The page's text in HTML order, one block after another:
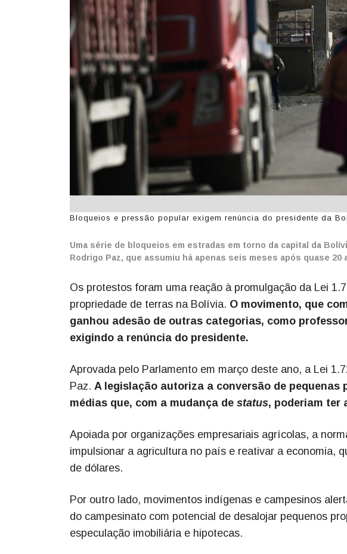
Bloqueios e pressão popular exigem renúncia do presidente da
Uma série de bloqueios em estradas em torno da capital da
Rodrigo Paz, que assumiu há apenas seis meses após quase
Os protestos foram uma reação à promulgação da Lei
propriedade de terras na Bolívia. O movimento, que
ganhou adesão de outras categorias, como
exigindo a renúncia do presidente.
Aprovada pelo Parlamento em março deste ano, a Lei
Paz. A legislação autoriza a conversão de
médias que, com a mudança de status, poderiam ter
Apoiada por organizações empresariais agrícolas, a
impulsionar a agricultura no país e reativar a economia,
de dólares.
Por outro lado, movimentos indígenas e campesinos
do campesinato com potencial de desalojar pequenos
especulação imobiliária e hipotecas.